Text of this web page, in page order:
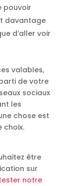
pouvoir
davantage
d’aller voir
valables,
de votre
sociaux
les
chose est
choix.
être
sur
notre